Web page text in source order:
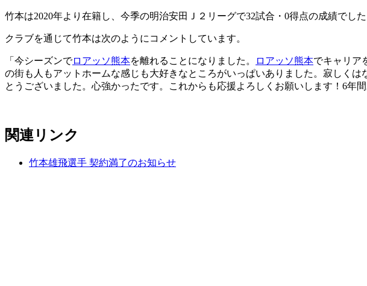
竹本は2020年より在籍し、今季の明治安田Ｊ２リーグで32試合・0得点の成績でした
クラブを通じて竹本は次のようにコメントしています。
「今シーズンでロアッソ熊本を離れることになりました。 ロアッソ熊本でキャリア
の街も人もアットホームな感じも大好きなところがいっぱいありました。寂しく
とうございました。心強かったです。これからも応援よろしくお願いします！6年
関連リンク
竹本雄飛選手 契約満了のお知らせ